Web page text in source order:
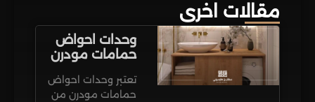
مقالات اخرى
وحدات احواض
حمامات مودرن
تعتبر وحدات احواض
حمامات مودرن من